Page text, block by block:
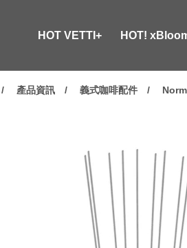
HOT VETTI+ HOT!
產品資訊 義式咖啡配件